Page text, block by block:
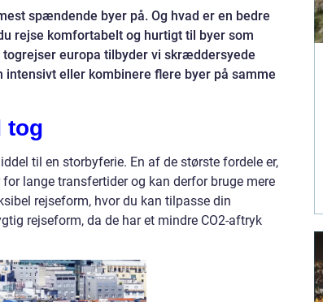
spændende byer på. Og hvad er en bedre
rejse komfortabelt og hurtigt til byer som
europa tilbyder vi skræddersyede
eller kombinere flere byer på samme
tog
til en storbyferie. En af de største fordele er,
lange transfertider og kan derfor bruge mere
rejseform, hvor du kan tilpasse din
rejseform, da de har et mindre CO2-aftryk